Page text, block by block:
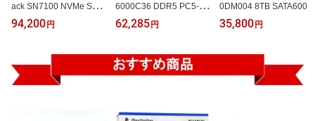
ack SN7100 NVMe SSD
WDS400T4X0E 4TB
94,200円
6000C36 DDR5 PC5-48
000 16GB 2枚組
62,285円
0DM004 8TB SATA600
35,800円